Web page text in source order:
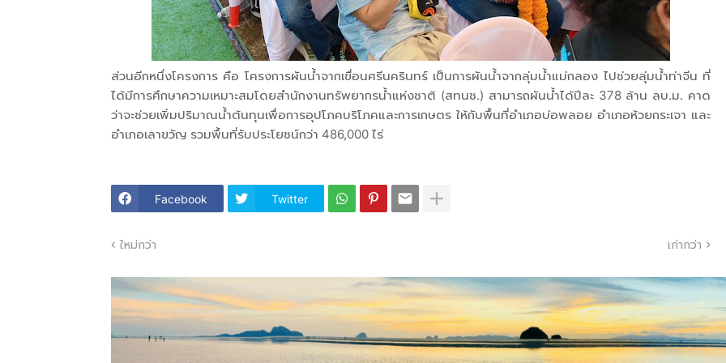
ส่วนอีกหนึ่งโครงการ คือ โครงการผันน้ำจากเขื่อนศรีนครินทร์ เป็นการผันน้ำจากลุ่มน้ำแม่กลอง ไปช่วยลุ่มน้ำท่าจีน ที่
ได้มีการศึกษาความเหมาะสมโดยสำนักงานทรัพยากรน้ำแห่งชาติ (สทนช.) สามารถผันน้ำได้ปีละ 378 ล้าน ลบ.ม. คาด
ว่าจะช่วยเพิ่มปริมาณน้ำต้นทุนเพื่อการอุปโภคบริโภคและการเกษตร ให้กับพื้นที่อำเภอบ่อพลอย อำเภอห้วยกระเจา และ
อำเภอเลาขวัญ รวมพื้นที่รับประโยชน์กว่า 486,000 ไร่
Facebook Twitter
ใหม่กว่า เก่ากว่า